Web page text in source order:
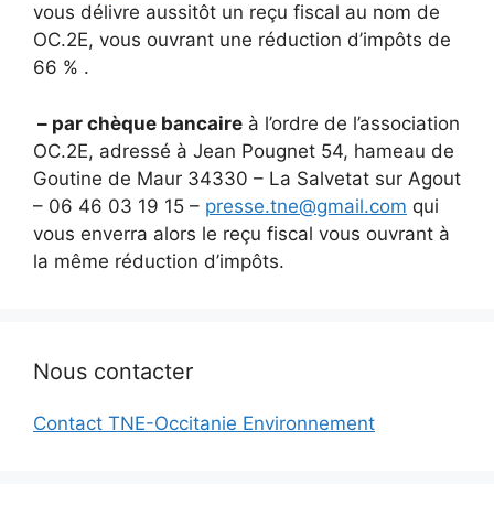
vous délivre aussitôt un reçu fiscal au nom de
OC.2E, vous ouvrant une réduction d’impôts de
66 % .
– par chèque bancaire à l’ordre de l’association
OC.2E, adressé à Jean Pougnet 54, hameau de
Goutine de Maur 34330 – La Salvetat sur Agout
– 06 46 03 19 15 – presse.tne@gmail.com qui
vous enverra alors le reçu fiscal vous ouvrant à
la même réduction d’impôts.
Nous contacter
Contact TNE-Occitanie Environnement